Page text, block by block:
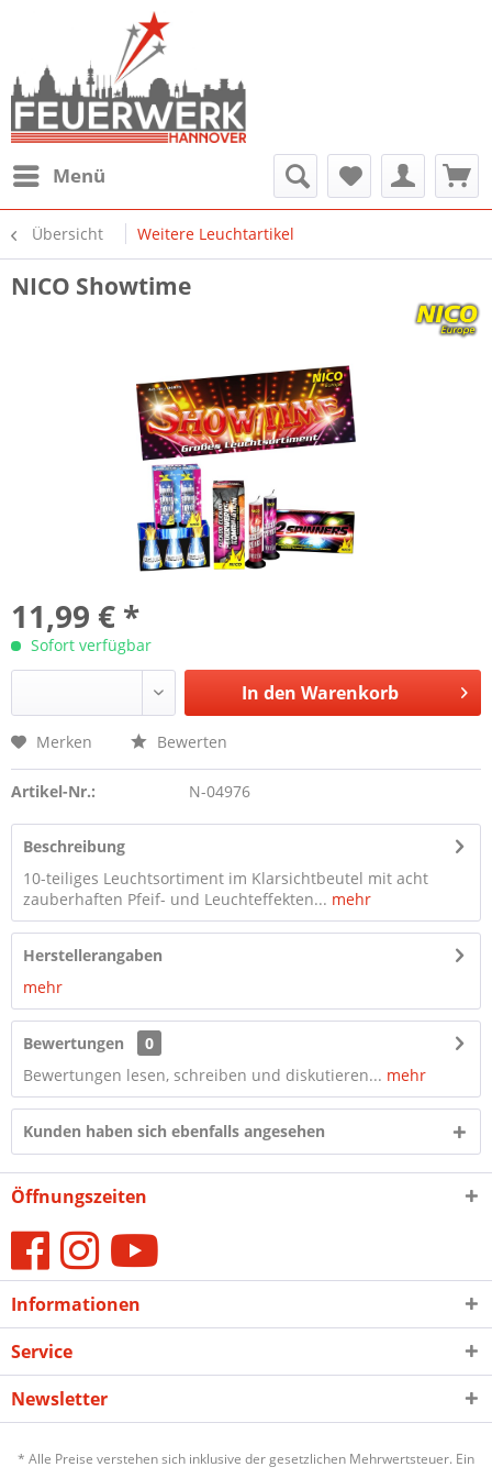
Menü
Übersicht Weitere Leuchtartikel
NICO Showtime
11,99 € *
Sofort verfügbar
In den Warenkorb
Merken Bewerten
Artikel-Nr.: N-04976
Beschreibung
10-teiliges Leuchtsortiment im Klarsichtbeutel mit acht
zauberhaften Pfeif- und Leuchteffekten... mehr
Herstellerangaben
mehr
Bewertungen
0
Bewertungen lesen, schreiben und diskutieren... mehr
Kunden haben sich ebenfalls angesehen
Öffnungszeiten
Informationen
Service
Newsletter
* Alle Preise verstehen sich inklusive der gesetzlichen Mehrwertsteuer. Ein